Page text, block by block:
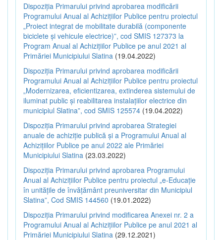
Dispoziția Primarului privind aprobarea modificării
Programului Anual al Achizițiilor Publice pentru proiectul
„Proiect integrat de mobilitate durabilă (componente
biciclete și vehicule electrice)”, cod SMIS 127373 la
Program Anual al Achizițiilor Publice pe anul 2021 al
Primăriei Municipiului Slatina (19.04.2022)
Dispoziția Primarului privind aprobarea modificării
Programului Anual al Achizițiilor Publice pentru proiectul
„Modernizarea, eficientizarea, extinderea sistemului de
iluminat public și reabilitarea instalațiilor electrice din
municipiul Slatina”, cod SMIS 125574 (19.04.2022)
Dispoziția Primarului privind aprobarea Strategiei
anuale de achiziție publică și a Programului Anual al
Achizițiilor Publice pe anul 2022 ale Primăriei
Municipiului Slatina (23.03.2022)
Dispoziția Primarului privind aprobarea Programului
Anual al Achizițiilor Publice pentru proiectul „e-Educație
în unitățile de învățământ preuniversitar din Municipiul
Slatina”, Cod SMIS 144560 (19.01.2022)
Dispoziția Primarului privind modificarea Anexei nr. 2 a
Programului Anual al Achizițiilor Publice pe anul 2021 al
Primăriei Municipiului Slatina (29.12.2021)